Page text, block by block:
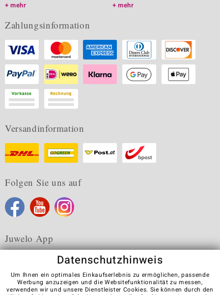
mehr
mehr
Zahlungsinformation
Versandinformation
Folgen Sie uns auf
Juwelo App
Karriere AGB Datenschutz Cookies Impressum
Datenschutzhinweis
Um Ihnen ein optimales Einkaufserlebnis zu ermöglichen, passende
Werbung anzuzeigen und die Websitefunktionalität zu messen,
verwenden wir und unsere Dienstleister Cookies. Sie können durch den